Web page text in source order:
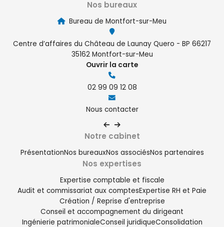
Nos bureaux
Bureau de Montfort-sur-Meu
Centre d’affaires du Château de Launay Quero - BP 66217
35162 Montfort-sur-Meu
Ouvrir la carte
02 99 09 12 08
Nous contacter
Notre cabinet
PrésentationNos bureauxNos associésNos partenaires
Nos expertises
Expertise comptable et fiscale
Audit et commissariat aux comptesExpertise RH et Paie
Création / Reprise d'entreprise
Conseil et accompagnement du dirigeant
Ingénierie patrimonialeConseil juridiqueConsolidation